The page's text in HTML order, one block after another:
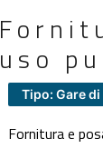
uso
Tipo: Gare
Fornitura e